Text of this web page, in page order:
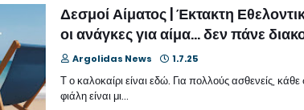
Δεσμοί Αίματος | Έκτακτη
οι ανάγκες για αίμα... δεν πάνε
Argolidas News 1.7.25
Τ ο καλοκαίρι είναι εδώ. Για πολλούς ασθενείς,
φιάλη είναι μι…